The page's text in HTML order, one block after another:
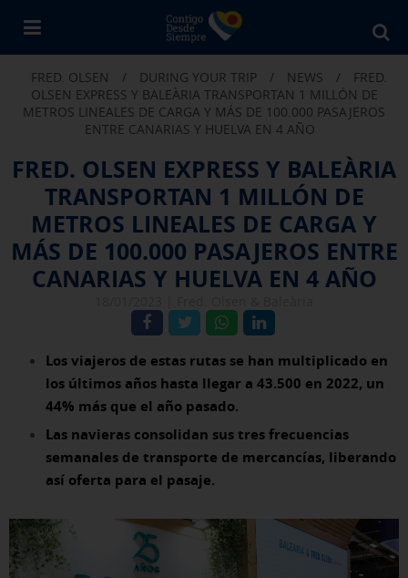
FRED. OLSEN / DURING YOUR TRIP / NEWS /
FRED.
OLSEN EXPRESS Y BALEÀRIA TRANSPORTAN 1 MILLÓN DE
METROS LINEALES DE CARGA Y MÁS DE 100.000 PASAJEROS
ENTRE CANARIAS Y HUELVA EN 4 AÑO
FRED. OLSEN EXPRESS Y BALEÀRIA
TRANSPORTAN 1 MILLÓN DE
METROS LINEALES DE CARGA Y
MÁS DE 100.000 PASAJEROS ENTRE
CANARIAS Y HUELVA EN 4 AÑO
Los viajeros de estas rutas se han multiplicado en
los últimos años hasta llegar a 43.500 en 2022, un
44% más que el año pasado.
Las navieras consolidan sus tres frecuencias
semanales de transporte de mercancías, liberando
así oferta para el pasaje.